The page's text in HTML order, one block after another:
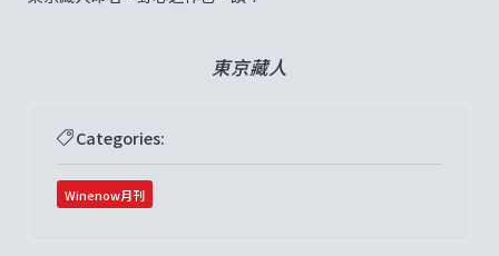
東京藏人
Categories:
Winenow月刊